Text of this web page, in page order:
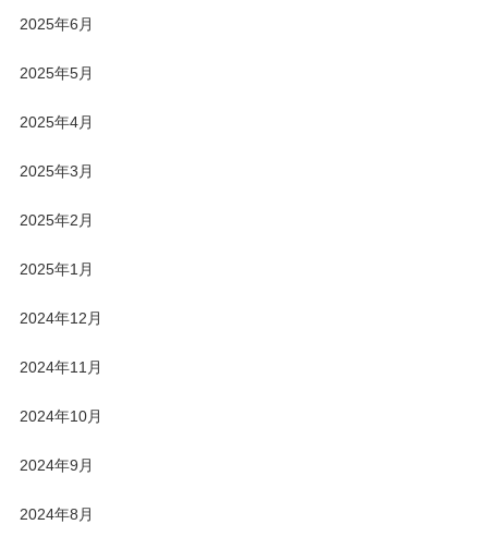
2025年6月
2025年5月
2025年4月
2025年3月
2025年2月
2025年1月
2024年12月
2024年11月
2024年10月
2024年9月
2024年8月